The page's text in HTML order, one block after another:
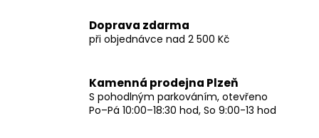
Doprava zdarma
při objednávce nad 2 500 Kč
Kamenná prodejna Plzeň
S pohodlným parkováním, otevřeno
Po–Pá 10:00–18:30 hod, So 9:00-13 hod